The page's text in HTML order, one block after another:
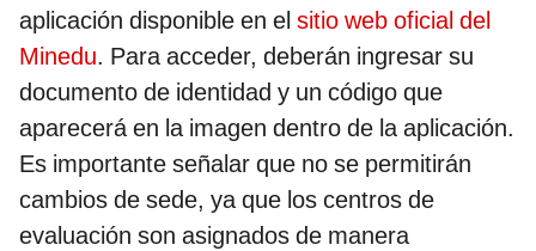
aplicación disponible en el sitio web oficial del
Minedu. Para acceder, deberán ingresar su
documento de identidad y un código que
aparecerá en la imagen dentro de la aplicación.
Es importante señalar que no se permitirán
cambios de sede, ya que los centros de
evaluación son asignados de manera